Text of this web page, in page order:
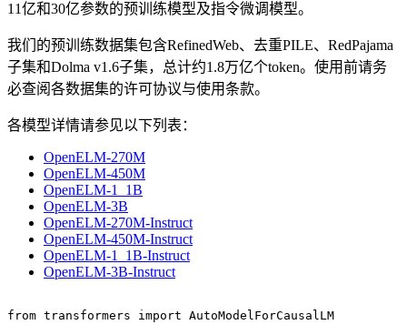
11亿和30亿参数的预训练模型及指令微调模型。
我们的预训练数据集包含RefinedWeb、去重PILE、RedPajama
子集和Dolma v1.6子集，总计约1.8万亿个token。使用前请务
必查阅各数据集的许可协议与使用条款。
各模型详情请参见以下列表：
OpenELM-270M
OpenELM-450M
OpenELM-1_1B
OpenELM-3B
OpenELM-270M-Instruct
OpenELM-450M-Instruct
OpenELM-1_1B-Instruct
OpenELM-3B-Instruct
from transformers import AutoModelForCausalLM